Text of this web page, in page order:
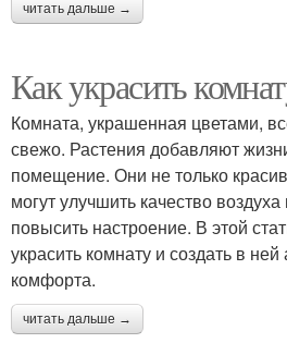
читать дальше →
Как украсить
Комната, украшенная цветами,
свежо. Растения добавляют
помещение. Они не только
могут улучшить качество
повысить настроение. В этой
украсить комнату и создать в
комфорта.
читать дальше →